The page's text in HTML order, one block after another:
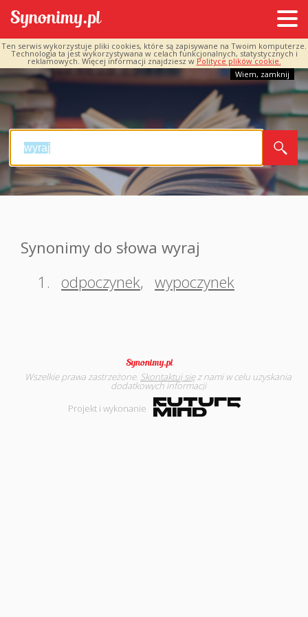
Ten serwis wykorzystuje pliki cookies, które są zapisywane na Twoim komputerze.
Technologia ta jest wykorzystywana w celach funkcjonalnych, statystycznych i
reklamowych. Więcej informacji znajdziesz w Polityce plików cookie.
Wiem, zamknij
Synonimy do słowa wyraj
1.
odpoczynek, wypoczynek
Wszelkie prawa zastrzeżone. Skontaktuj sięz nami w celu uzyskania
dodatkowych informacji
Projekt i wykonanie